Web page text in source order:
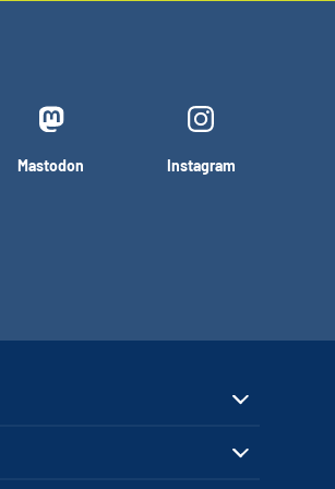
Mastodon Instagram